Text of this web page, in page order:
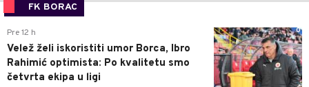
FK BORAC
0
Pre 12 h
Velež želi iskoristiti umor Borca, Ibro
Rahimić optimista: Po kvalitetu smo
četvrta ekipa u ligi